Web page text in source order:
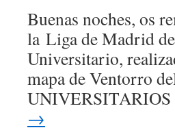
Buenas noches, os
la Liga de Madrid
Universitario,
mapa de Ventorro
→